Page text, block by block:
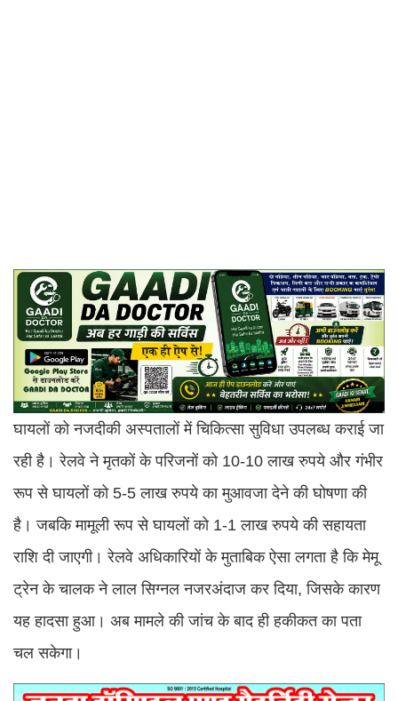
घायलों को नजदीकी अस्पतालों में चिकित्सा सुविधा उपलब्ध कराई जा
रही है। रेलवे ने मृतकों के परिजनों को 10-10 लाख रुपये और गंभीर
रूप से घायलों को 5-5 लाख रुपये का मुआवजा देने की घोषणा की
है। जबकि मामूली रूप से घायलों को 1-1 लाख रुपये की सहायता
राशि दी जाएगी। रेलवे अधिकारियों के मुताबिक ऐसा लगता है कि मेमू
ट्रेन के चालक ने लाल सिग्नल नजरअंदाज कर दिया, जिसके कारण
यह हादसा हुआ। अब मामले की जांच के बाद ही हकीकत का पता
चल सकेगा।